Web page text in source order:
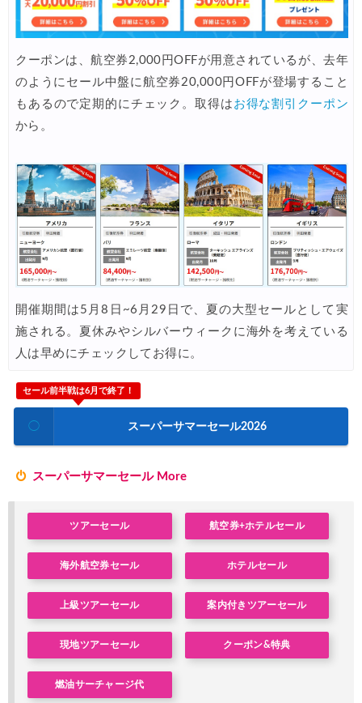
06/16 楽天トラベル) 海外ツアー(スーパーセール) 最大50,000円OFFクー
06/15 Trip.com) ロサンゼルス旅行 最大50%OFFセール
06/15 楽天トラベル) 海外ツアー 最大30,000円OFFクーポン
06/15 Agoda) 夏旅行ホテル 最大20%OFFセール
06/12
06/11 JTB) 海外ツアータイムセール
06/11 HIS) イギリスツアー(添乗員同行) 最大15,000円OFFクーポ
06/11 JAL) 海外航空券タイムセール
06/10 楽天トラベル) 海外ツアー 最大30,000円OFFクーポン
06/11 楽天トラベル) 海外ツアー(スーパーセール) 最大50,000円OFFクー
06/08 Expedia) ホテル(VISA所有者) 18%OFFクーポン
06/06 HIS) 海外航空券 2,000円OFFクーポン
06/05 HIS) 韓国航空券(関西発) 2,000円OFFクーポン
06/04 HIS) アジアビーチキャンペーン(関西発)
06/03 Trip.com) 航空券＋ホテル 最大5,000円OFFクーポン
Trip.com) ホテル 最大2,000円OFFクーポン
Agoda) ホテル 最大8%OFFクーポン
06/01 エアトリ) 海外航空券(60日前) 1,000円OFFクーポン
クーポンは、航空券2,000円OFFが用意されているが、去年
のようにセール中盤に航空券20,000円OFFが登場すること
もあるので定期的にチェック。取得は お得な割引クーポン
から。
開催期間は5月8日~6月29日で、夏の大型セールとして実
施される。夏休みやシルバーウィークに海外を考えている
人は早めにチェックしてお得に。
セール前半戦は6月で終了！
◯ スーパーサマーセール2026
スーパーサマーセール More
ツアーセール 航空券+ホテルセール
海外航空券セール ホテルセール
上級ツアーセール 案内付きツアーセール
現地ツアーセール クーポン&特典
燃油サーチャージ代